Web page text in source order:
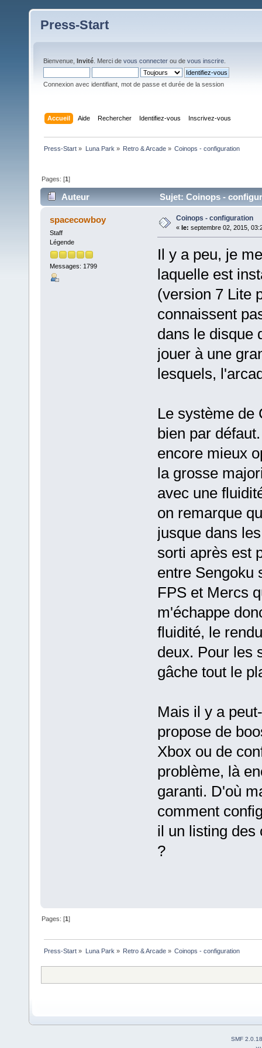
Press-Start
Bienvenue, Invité . Merci de vous connecter ou de vous inscrire
Connexion avec identifiant, mot de passe et durée de la session
Accueil Aide Rechercher Identifiez-vous Inscrivez-vous
Press-Start » Luna Park » Retro & Arcade» Coinops - configuration
Pages: [1]
Auteur Sujet: Coinops -
spacecowboy
Staff
Légende
Messages: 1799
Coinops - configuration
« le: septembre 02, 2015,
Il y a peu, je
laquelle est
(version 7 Lite
connaissent
dans le disque
jouer à une
lesquels,
Le système de
bien par
encore mieux
la grosse
avec une
on remarque
jusque dans
sorti après est
entre Sengoku
FPS et Mercs
m'échappe
fluidité, le
deux. Pour les
gâche tout le
Mais il y a
propose de
Xbox ou de
problème, là
garanti. D'où
comment
il un listing des
?
Pages: [1]
Press-Start » Luna Park » Retro & Arcade» Coinops - configuration
SMF 2.0.18